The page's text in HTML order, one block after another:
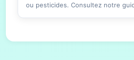
ou pesticides. Consultez notre